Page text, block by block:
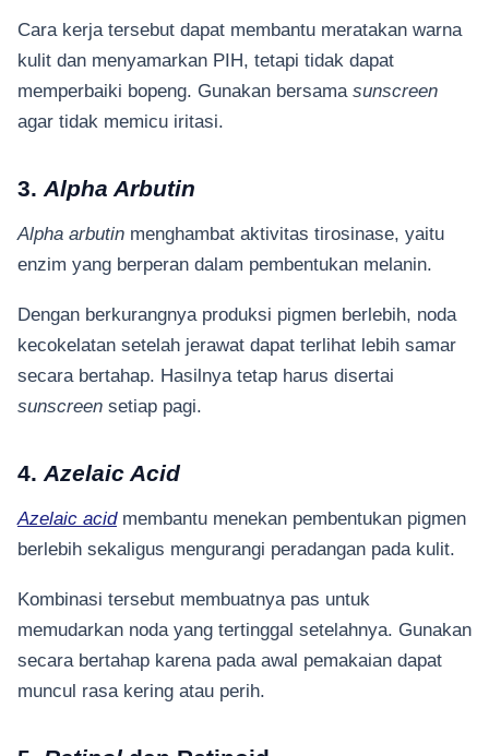
Cara kerja tersebut dapat membantu meratakan warna
kulit dan menyamarkan PIH, tetapi tidak dapat
memperbaiki bopeng. Gunakan bersama sunscreen
agar tidak memicu iritasi.
3. Alpha Arbutin
Alpha arbutin menghambat aktivitas tirosinase, yaitu
enzim yang berperan dalam pembentukan melanin.
Dengan berkurangnya produksi pigmen berlebih, noda
kecokelatan setelah jerawat dapat terlihat lebih samar
secara bertahap. Hasilnya tetap harus disertai
sunscreen setiap pagi.
4. Azelaic Acid
Azelaic acidmembantu menekan pembentukan pigmen
berlebih sekaligus mengurangi peradangan pada kulit.
Kombinasi tersebut membuatnya pas untuk
memudarkan noda yang tertinggal setelahnya. Gunakan
secara bertahap karena pada awal pemakaian dapat
muncul rasa kering atau perih.